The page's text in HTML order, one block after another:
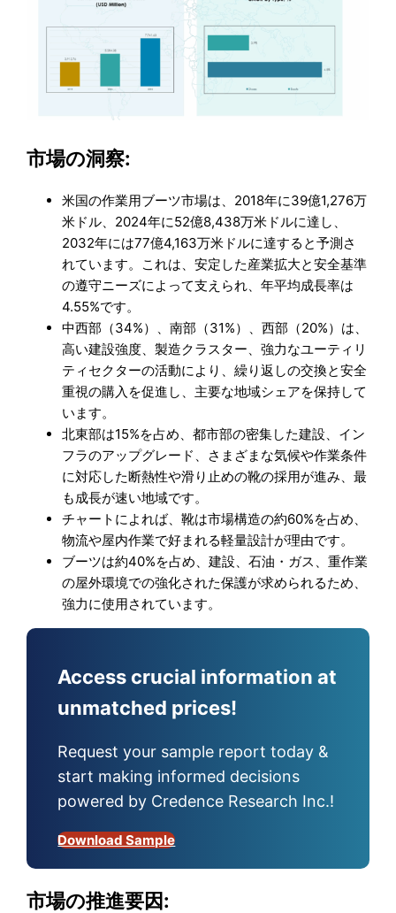
市場の洞察:
米国の作業用ブーツ市場は、2018年に39億1,276万
米ドル、2024年に52億8,438万米ドルに達し、
2032年には77億4,163万米ドルに達すると予測さ
れています。これは、安定した産業拡大と安全基準
の遵守ニーズによって支えられ、年平均成長率は
4.55%です。
中西部（34%）、南部（31%）、西部（20%）は、
高い建設強度、製造クラスター、強力なユーティリ
ティセクターの活動により、繰り返しの交換と安全
重視の購入を促進し、主要な地域シェアを保持して
います。
北東部は15%を占め、都市部の密集した建設、イン
フラのアップグレード、さまざまな気候や作業条件
に対応した断熱性や滑り止めの靴の採用が進み、最
も成長が速い地域です。
チャートによれば、靴は市場構造の約60%を占め、
物流や屋内作業で好まれる軽量設計が理由です。
ブーツは約40%を占め、建設、石油・ガス、重作業
の屋外環境での強化された保護が求められるため、
強力に使用されています。
Access crucial information at
unmatched prices!
Request your sample report today &
start making informed decisions
powered by Credence Research Inc.!
Download Sample
市場の推進要因: